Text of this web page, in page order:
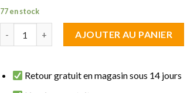
77 en stock
AJOUTER AU PANIER
Retour gratuit en magasin sous 14 jours